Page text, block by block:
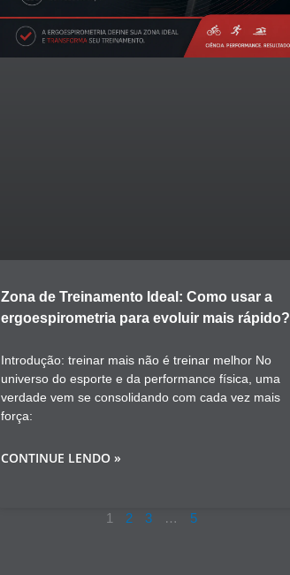
Zona de Treinamento Ideal: Como usar a
ergoespirometria para evoluir mais rápido?
Introdução: treinar mais não é treinar melhor No
universo do esporte e da performance física, uma
verdade vem se consolidando com cada vez mais
força:
CONTINUE LENDO »
1 2 3 … 5